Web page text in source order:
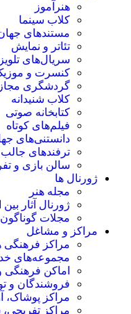
هنرآموز
کلاب سینما
مستندهای
تئاتر و نمایش
سریال‌های
کنسرت و
گردشگری
کلاب شنیدانه
کتابخانه صوتی
فیلم‌های کوتاه
دانستنی‌های
ترفندهای جالب
سالن بازی و
ژورنال ها
مجله هنر
ژورنال آثار بین
مجلات گوناگون
مراکز و مشاغل
مراکز فرهنگی
مجموعه‌های
اماکن فرهنگی
فروشندگان و
مراکز پوشاک،
مراکز